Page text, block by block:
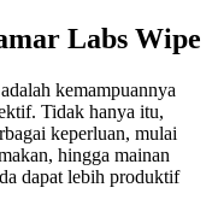
Labs Wipe
kemampuannya
Tidak hanya itu,
keperluan, mulai
hingga mainan
dapat lebih produktif